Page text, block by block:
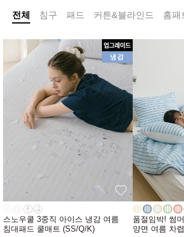
전체 침구 패드 커튼&블라인드 홈패
스노우쿨 3중직 아이스 냉감 여름
침대패드 쿨매트 (SS/Q/K)
품절임박! 썸
양면 여름 차